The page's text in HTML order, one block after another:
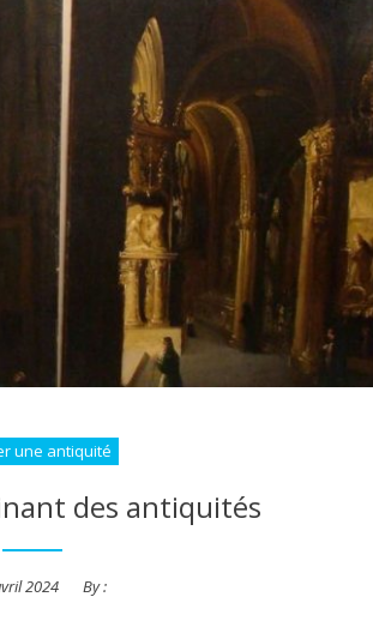
une antiquité
des antiquités
2024 By :